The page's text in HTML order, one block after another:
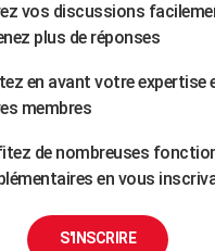
vos discussions
plus de réponses
en avant votre expertise
membres
de nombreuses
en vous
S'INSCRIRE